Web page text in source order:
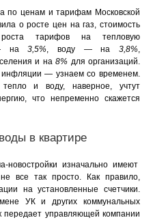
по ценам и тарифам Московской
о росте цен на газ, стоимость
тарифов на тепловую
на3,5% , воду — на3,8%
и на 8% для организаций.
— узнаем со временем.
и воду, наверное, учтут
что непременно скажется
в квартире
изначально имеют
все так просто. Как правило,
на установленные счетчики.
УК и других коммунальных
передает управляющей компании